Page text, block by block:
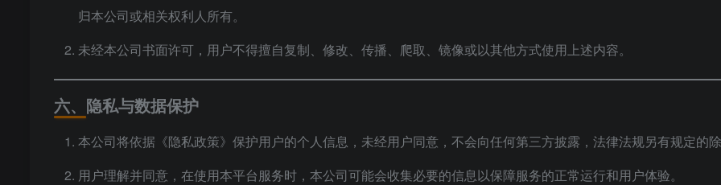
归本公司或相关权利人所有。
未经本公司书面许可，用户不得擅自复制、修改、传播、爬取、镜像或以其他方式使用上述内容。
六、隐私与数据保护
本公司将依据《隐私政策》保护用户的个人信息，未经用户同意，不会向任何第三方披露，法律法规另有规定的
用户理解并同意，在使用本平台服务时，本公司可能会收集必要的信息以保障服务的正常运行和用户体验。